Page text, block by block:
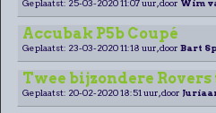
Geplaatst: 25-03-2020 11:07 uur, door Wim
Accubak P5b Coupé
Geplaatst: 23-03-2020 11:18 uur, door Bart
Twee bijzondere Rovers
Geplaatst: 20-02-2020 18:51 uur, door